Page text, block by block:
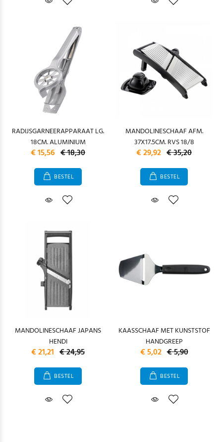
RADIJSGARNEERAPPARAAT LG.
18CM. ALUMINIUM
€ 15,56 € 18,30
BESTEL
MANDOLINESCHAAF AFM.
37X17.5CM. RVS 18/8
€ 29,92 € 35,20
BESTEL
MANDOLINESCHAAF JAPANS
HENDI
€ 21,21 € 24,95
BESTEL
KAASSCHAAF MET KUNSTSTOF
HANDGREEP
€ 5,02 € 5,90
BESTEL